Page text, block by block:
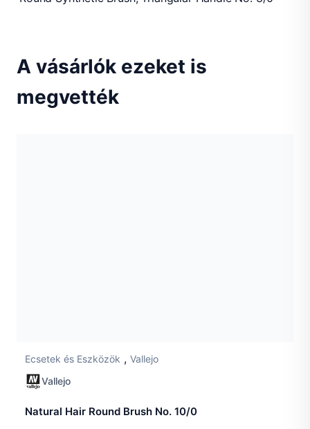
A vásárlók ezeket is
megvették
Ecsetek és Eszközök , Vallejo
Vallejo
Natural Hair Round Brush No. 10/0